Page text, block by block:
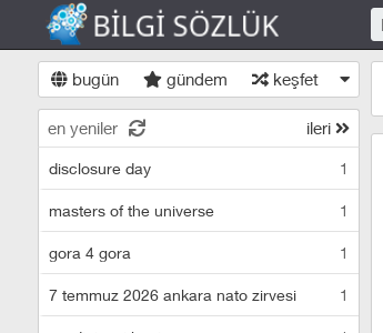
bugün gündem keşfet
en yeniler ileri
disclosure day 1
masters of the universe 1
gora 4 gora 1
7 temmuz 2026 ankara nato zirvesi 1